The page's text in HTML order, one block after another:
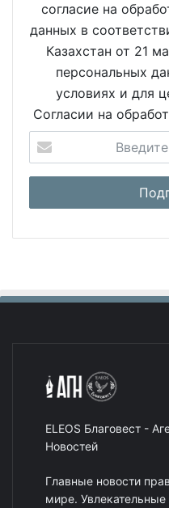
согласие на
данных в
Казахстан от 21
персональных
условиях и для
Согласии на
ELEOS Благовест -
Новостей
Главные новости
мире.